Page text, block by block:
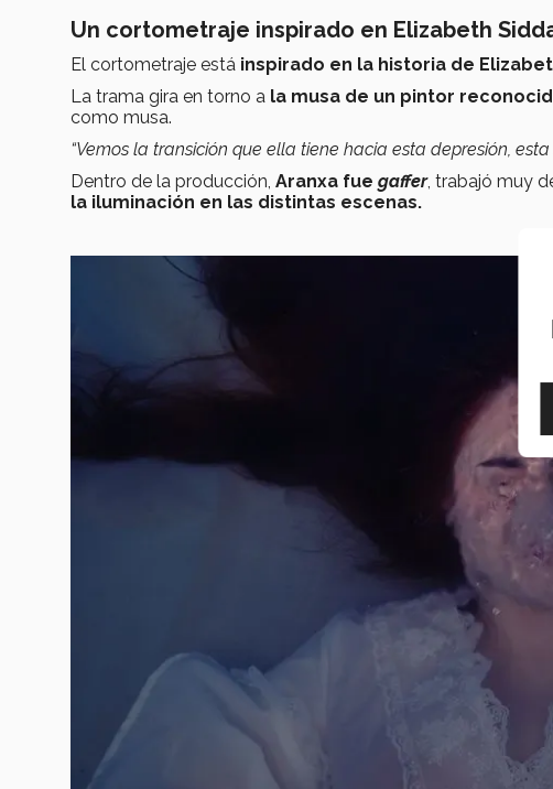
Un cortometraje inspirado en Elizabeth
El cortometraje está inspirado en la historia de
La trama gira en torno a la musa de un pintor
como musa.
“Vemos la transición que ella tiene hacia esta depresión, esta
Dentro de la producción, Aranxa fue gaffer, trabajó muy
la iluminación en las distintas escenas.